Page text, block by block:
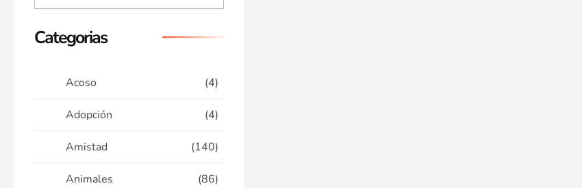
Categorias
Acoso (4)
Adopción (4)
Amistad (140)
Animales (86)